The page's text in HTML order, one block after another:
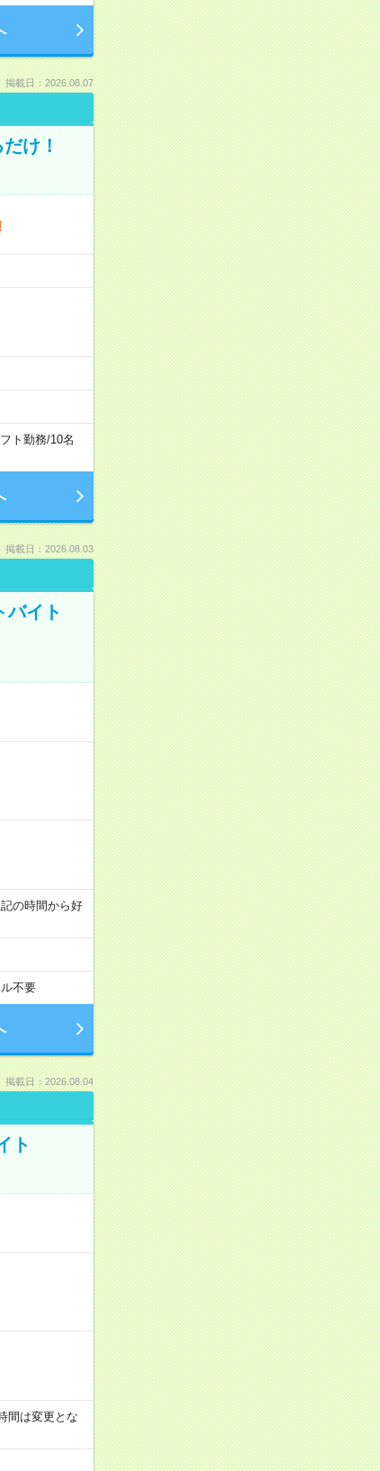
掲載日：2026.08.07
け！
ト勤務/10名
掲載日：2026.08.03
バイト
の時間から好
不要
掲載日：2026.08.04
ト
間は変更とな